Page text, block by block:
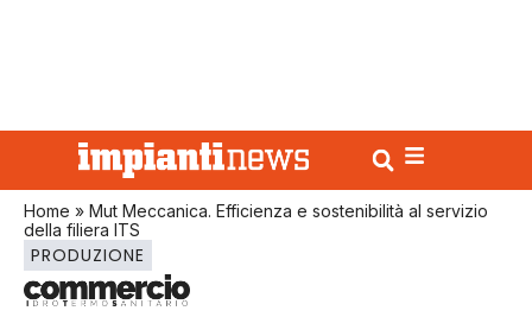
Home » Mut Meccanica. Efficienza e sostenibilità al servizio
della filiera ITS
PRODUZIONE